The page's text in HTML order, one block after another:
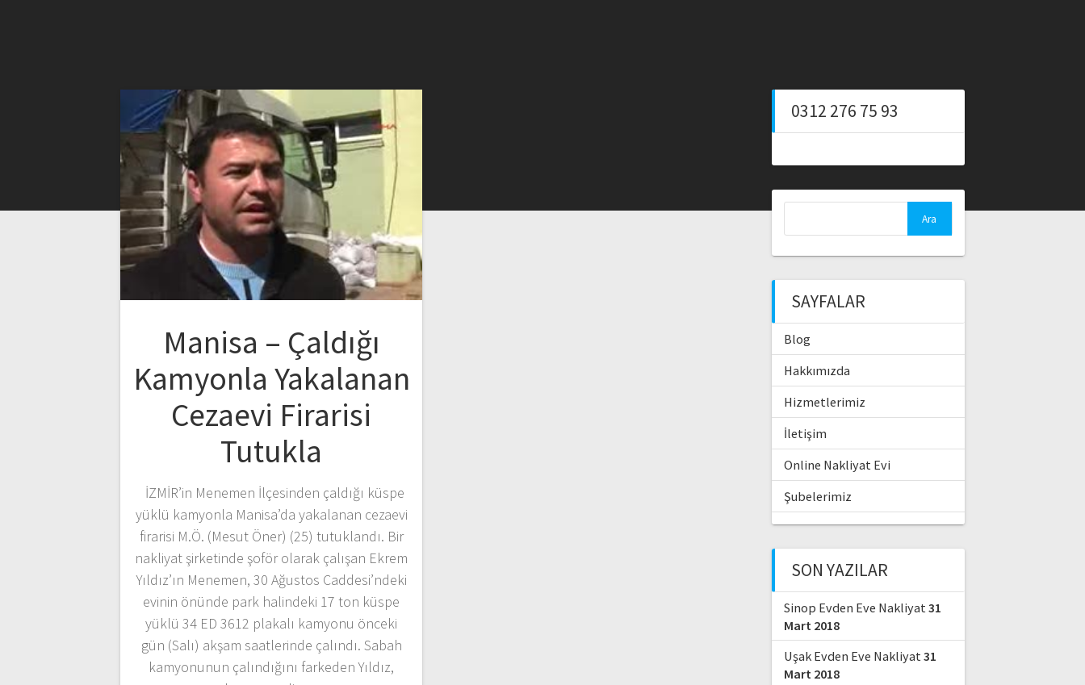
Manisa – Çaldığı
Kamyonla Yakalanan
Cezaevi Firarisi
Tutukla
İZMİR’in Menemen İlçesinden çaldığı küspe
yüklü kamyonla Manisa’da yakalanan cezaevi
firarisi M.Ö. (Mesut Öner) (25) tutuklandı. Bir
nakliyat şirketinde şoför olarak çalışan Ekrem
Yıldız’ın Menemen, 30 Ağustos Caddesi’ndeki
evinin önünde park halindeki 17 ton küspe
yüklü 34 ED 3612 plakalı kamyonu önceki
gün (Salı) akşam saatlerinde çalındı. Sabah
kamyonunun çalındığını farkeden Yıldız,
0312 276 75 93
SAYFALAR
Blog
Hakkımızda
Hizmetlerimiz
İletişim
Online Nakliyat Evi
Şubelerimiz
SON YAZILAR
Sinop Evden Eve Nakliyat31
Mart 2018
Uşak Evden Eve Nakliyat31
Mart 2018